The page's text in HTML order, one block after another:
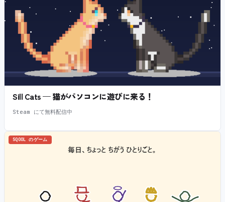
Sill Cats — 猫がパソコンに遊びに来る！
Steam にて無料配信中
SQOOL のゲーム